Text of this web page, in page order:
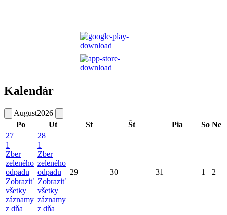
Kalendár
August2026
Po
Ut St Št Pia So Ne
27
1
Zber
zeleného
odpadu
Zobraziť
všetky
záznamy
z dňa
28
1
Zber
zeleného
odpadu
Zobraziť
všetky
záznamy
z dňa
29 30 31 1 2